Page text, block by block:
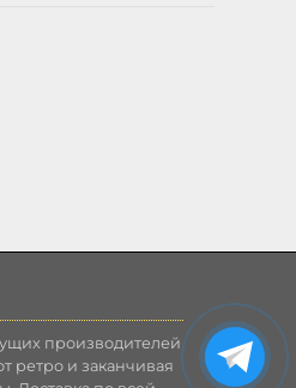
производителей
ретро и заканчивая